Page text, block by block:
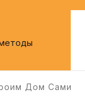
Дом Сами